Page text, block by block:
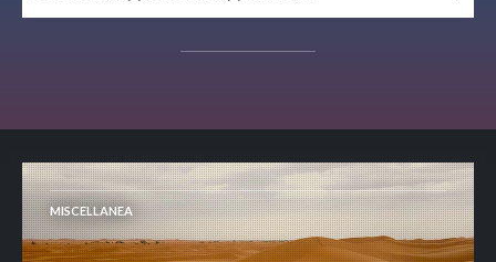
MISCELLANEA